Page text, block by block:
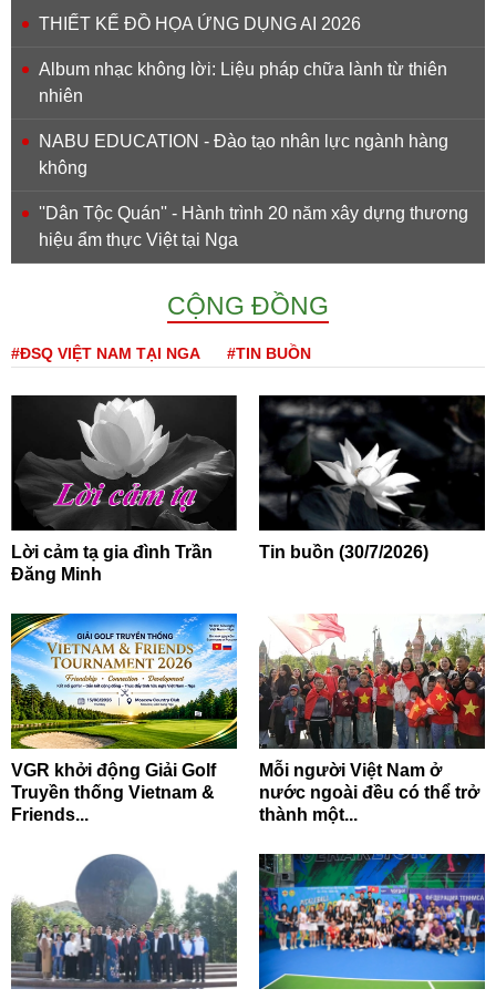
THIẾT KẾ ĐỒ HỌA ỨNG DỤNG AI 2026
Album nhạc không lời: Liệu pháp chữa lành từ thiên
nhiên
NABU EDUCATION - Đào tạo nhân lực ngành hàng
không
''Dân Tộc Quán'' - Hành trình 20 năm xây dựng thương
hiệu ẩm thực Việt tại Nga
CỘNG ĐỒNG
#ĐSQ VIỆT NAM TẠI NGA #TIN BUỒN
Lời cảm tạ gia đình Trần
Đăng Minh
Tin buồn (30/7/2026)
VGR khởi động Giải Golf
Truyền thống Vietnam &
Friends...
Mỗi người Việt Nam ở
nước ngoài đều có thể trở
thành một...